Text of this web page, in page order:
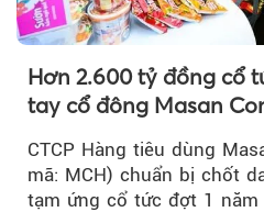
Hơn 2.600 tỷ đồng cổ
tay cổ đông Masan
CTCP Hàng tiêu dùng
mã: MCH) chuẩn bị chốt
tạm ứng cổ tức đợt 1